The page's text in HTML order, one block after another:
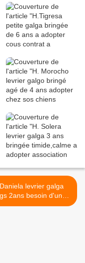
levrier galga
besoin d'une
adoption contactez